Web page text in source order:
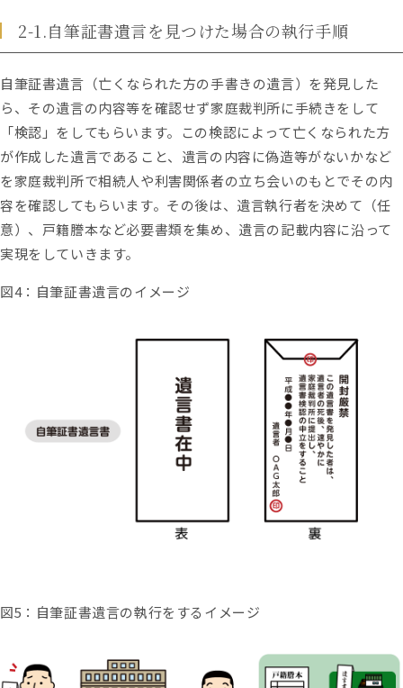
2-1.自筆証書遺言を見つけた場合の執行手順
自筆証書遺言（亡くなられた方の手書きの遺言）を発見した
ら、その遺言の内容等を確認せず家庭裁判所に手続きをして
「検認」をしてもらいます。この検認によって亡くなられた方
が作成した遺言であること、遺言の内容に偽造等がないかなど
を家庭裁判所で相続人や利害関係者の立ち会いのもとでその内
容を確認してもらいます。その後は、遺言執行者を決めて（任
意）、戸籍謄本など必要書類を集め、遺言の記載内容に沿って
実現をしていきます。
図4：自筆証書遺言のイメージ
図5 ：自筆証書遺言の執行をするイメージ